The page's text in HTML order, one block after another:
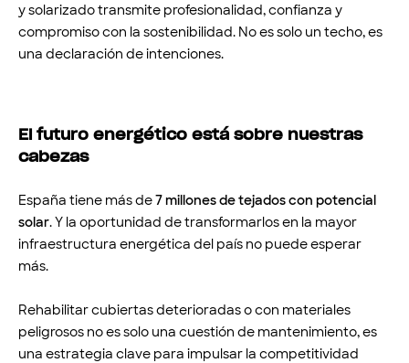
y solarizado transmite profesionalidad, confianza y
compromiso con la sostenibilidad. No es solo un techo, es
una declaración de intenciones.
El futuro energético está sobre nuestras
cabezas
España tiene más de7 millones de tejados con potencial
solar. Y la oportunidad de transformarlos en la mayor
infraestructura energética del país no puede esperar
más.
Rehabilitar cubiertas deterioradas o con materiales
peligrosos no es solo una cuestión de mantenimiento, es
una estrategia clave para impulsar la competitividad